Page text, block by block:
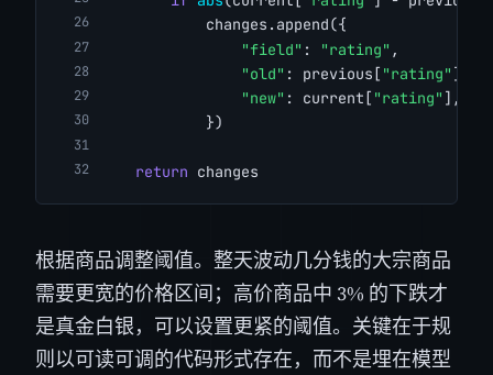
            changes.append({
"field" : "rating" ,
"old" : previous[ "rating" ],
"new" : current[ "rating" ],
            })
return changes
根据商品调整阈值。整天波动几分钱的大宗商品
需要更宽的价格区间；高价商品中 3% 的下跌才
是真金白银，可以设置更紧的阈值。关键在于规
则以可读可调的代码形式存在，而不是埋在模型